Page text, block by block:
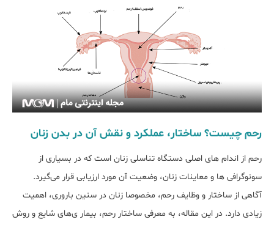
رحم چیست؟ ساختار، عملکرد و نقش آن در بدن زنان
رحم از اندام ‌های اصلی دستگاه تناسلی زنان است که در بسیاری از
سونوگرافی ‌ها و معاینات زنان، وضعیت آن مورد ارزیابی قرار می‌گیرد.
آگاهی از ساختار و وظایف رحم، مخصوصا زنان در سنین باروری، اهمیت
زیادی دارد. در این مقاله، به معرفی ساختار رحم، بیمار ی‌های شایع و روش